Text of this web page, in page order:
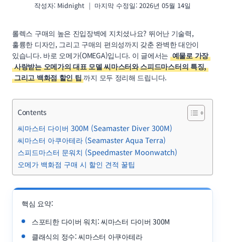
작성자: Midnight 마지막 수정일: 2026년 05월 14일
롤렉스 구매의 높은 진입장벽에 지치셨나요? 뛰어난 기술력,
훌륭한 디자인, 그리고 구매의 편의성까지 갖춘 완벽한 대안이
있습니다. 바로 오메가(OMEGA)입니다. 이 글에서는 예물로 가장
사랑받는 오메가의 대표 모델 씨마스터와 스피드마스터의 특징,
그리고 백화점 할인 팁 까지 모두 정리해 드립니다.
Contents
씨마스터 다이버 300M (Seamaster Diver 300M)
씨마스터 아쿠아테라 (Seamaster Aqua Terra)
스피드마스터 문워치 (Speedmaster Moonwatch)
오메가 백화점 구매 시 할인 견적 꿀팁
핵심 요약:
스포티한 다이버 워치: 씨마스터 다이버 300M
클래식의 정수: 씨마스터 아쿠아테라